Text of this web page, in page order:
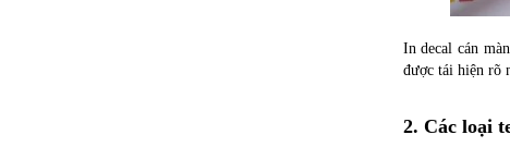
In decal cán
được tái hiện rõ
2. Các loại